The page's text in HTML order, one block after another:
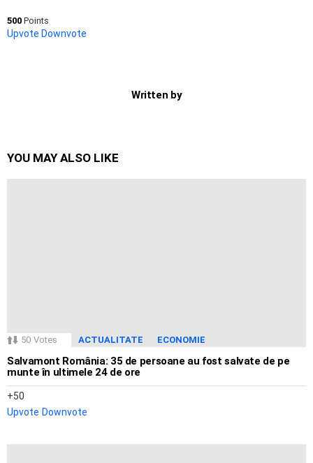
500 Points
Upvote Downvote
Written by
YOU MAY ALSO LIKE
50 Votes ACTUALITATE ECONOMIE
Salvamont România: 35 de persoane au fost salvate de pe
munte în ultimele 24 de ore
50
Upvote Downvote